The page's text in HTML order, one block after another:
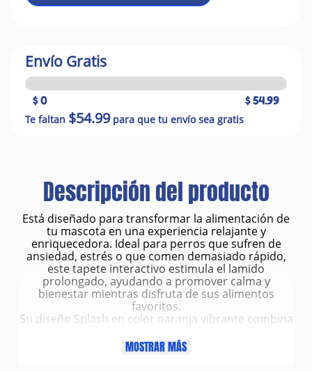
Envío Gratis
$ 0 $ 54.99
Te faltan $54.99para que tu envío sea gratis
Descripción del producto
Está diseñado para transformar la alimentación de
tu mascota en una experiencia relajante y
enriquecedora. Ideal para perros que sufren de
ansiedad, estrés o que comen demasiado rápido,
este tapete interactivo estimula el lamido
prolongado, ayudando a promover calma y
bienestar mientras disfruta de sus alimentos
favoritos.
Su diseño Splash en color naranja vibrante combina
herramienta práctica para el día a día.
Características
MOSTRAR MÁS